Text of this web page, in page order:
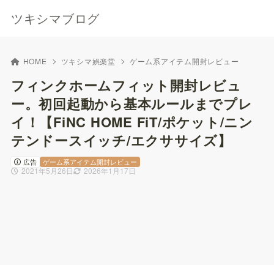
ツキシマブログ
HOME ツキシマ娯楽堂 ゲーム系アイテム開封レビュー
フィンクホームフィット開封レビュ
ー。初回起動から基本ルールまでプレ
イ！【FiNC HOME FiT/ポケット/ニン
テンドースイッチ/エクササイズ】
広告
2021年5月26日 2026年1月17日
ゲーム系アイテム開封レビュー